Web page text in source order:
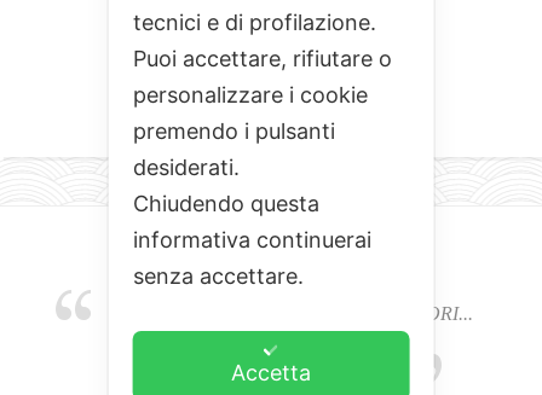
EMOZIONI, COLORI, ODORI E SAPORI...
L'ALCHIMIA DEL BUON CIBO
tecnici e di profilazione.
Puoi accettare, rifiutare o
personalizzare i cookie
premendo i pulsanti
desiderati.
Chiudendo questa
informativa continuerai
senza accettare.
Accetta